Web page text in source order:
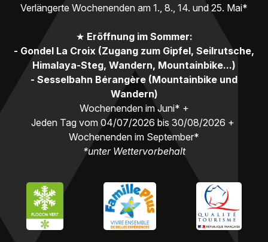
Verlängerte Wochenenden am 1., 8., 14. und 25. Mai*
★ Eröffnung im Sommer:
- Gondel La Croix (Zugang zum Gipfel, Seilrutsche,
Himalaya-Steg, Wandern, Mountainbike...)
- Sesselbahn Bérangère (Mountainbike und
Wandern)
Wochenenden im Juni* +
Jeden Tag vom 04/07/2026 bis 30/08/2026 +
Wochenenden im September*
*unter Wettervorbehalt